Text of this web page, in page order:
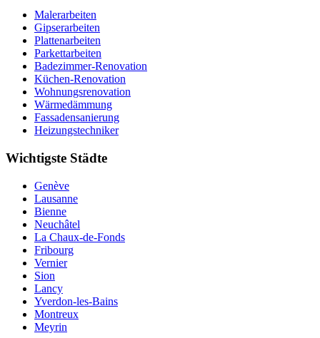
Malerarbeiten
Gipserarbeiten
Plattenarbeiten
Parkettarbeiten
Badezimmer-Renovation
Küchen-Renovation
Wohnungsrenovation
Wärmedämmung
Fassadensanierung
Heizungstechniker
Wichtigste Städte
Genève
Lausanne
Bienne
Neuchâtel
La Chaux-de-Fonds
Fribourg
Vernier
Sion
Lancy
Yverdon-les-Bains
Montreux
Meyrin